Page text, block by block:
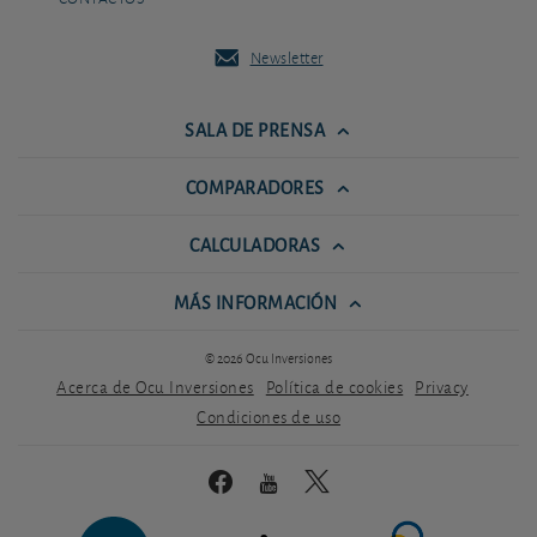
Newsletter
SALA DE PRENSA
COMPARADORES
CALCULADORAS
MÁS INFORMACIÓN
© 2026 Ocu Inversiones
Acerca de Ocu Inversiones Política de cookies Privacy
Condiciones de uso